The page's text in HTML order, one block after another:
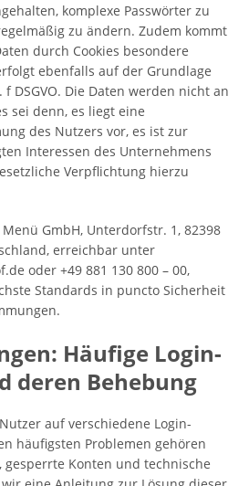
komplexe Passwörter zu
zu ändern. Zudem kommt
durch Cookies besondere
ebenfalls auf der Grundlage
f DSGVO. Die Daten werden nicht an
sei denn, es liegt eine
des Nutzers vor, es ist zur
Interessen des Unternehmens
Verpflichtung hierzu
GmbH, Unterdorfstr. 1, 82398
erreichbar unter
oder +49 881 130 800 – 00,
Standards in puncto Sicherheit
Häufige Login-
deren Behebung
auf verschiedene Login-
häufigsten Problemen gehören
gesperrte Konten und technische